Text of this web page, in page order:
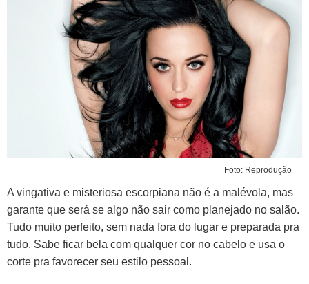
Foto: Reprodução
A vingativa e misteriosa escorpiana não é a malévola, mas
garante que será se algo não sair como planejado no salão.
Tudo muito perfeito, sem nada fora do lugar e preparada pra
tudo. Sabe ficar bela com qualquer cor no cabelo e usa o
corte pra favorecer seu estilo pessoal.